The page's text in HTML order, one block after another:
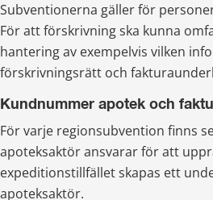
Subventionerna gäller för
För att förskrivning ska kunna
hantering av exempelvis vilken
förskrivningsrätt och
Kundnummer apotek och
För varje regionsubvention finns
apoteksaktör ansvarar för att
expeditionstillfället skapas ett
apoteksaktör.